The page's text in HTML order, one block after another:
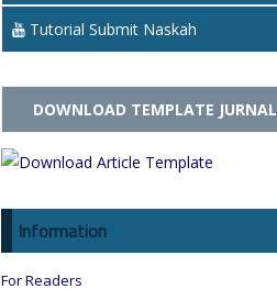
Tutorial Submit Naskah
DOWNLOAD TEMPLATE JURNAL
Information
For Readers